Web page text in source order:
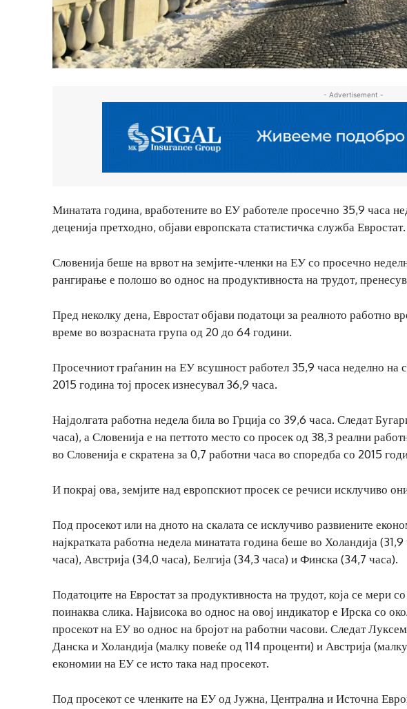
- Advertisement -
Минатата година, вработените во ЕУ работеле просечно 35,9 часа
деценија претходно, објави европската статистичка служба Евростат.
Словенија беше на врвот на земјите-членки на ЕУ со просечно
рангирање е полошо во однос на продуктивноста на трудот,
Пред неколку дена, Евростат објави податоци за реалното работно
време во возрасната група од 20 до 64 години.
Просечниот граѓанин на ЕУ всушност работел 35,9 часа неделно на
2015 година тој просек изнесувал 36,9 часа.
Најдолгата работна недела била во Грција со 39,6 часа. Следат
часа), а Словенија е на петтото место со просек од 38,3 реални
во Словенија е скратена за 0,7 работни часа во споредба со 2015
И покрај ова, земјите над европскиот просек се речиси исклучиво
Под просекот или на дното на скалата се исклучиво развиените
најкратката работна недела минатата година беше во Холандија
часа), Австрија (34,0 часа), Белгија (34,3 часа) и Финска (34,7 часа).
Податоците на Евростат за продуктивноста на трудот, која се мери
поинаква слика. Највисока во однос на овој индикатор е Ирска со
просекот на ЕУ во однос на бројот на работни часови. Следат
Данска и Холандија (малку повеќе од 114 проценти) и Австрија
економии на ЕУ се исто така над просекот.
Под просекот се членките на ЕУ од Јужна, Централна и Источна